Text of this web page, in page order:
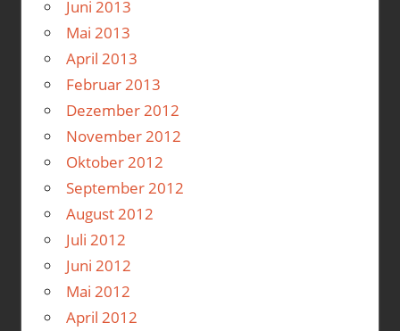
Juni 2013
Mai 2013
April 2013
Februar 2013
Dezember 2012
November 2012
Oktober 2012
September 2012
August 2012
Juli 2012
Juni 2012
Mai 2012
April 2012